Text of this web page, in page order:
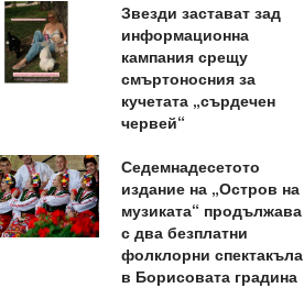
Звезди застават зад
информационна
кампания срещу
смъртоносния за
кучетата „сърдечен
червей“
Седемнадесетото
издание на „Остров на
музиката“ продължава
с два безплатни
фолклорни спектакъла
в Борисовата градина